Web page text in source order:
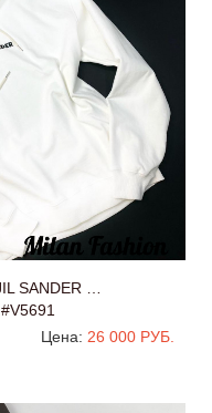
SANDER …
#V5691
Цена: 26 000 РУБ.